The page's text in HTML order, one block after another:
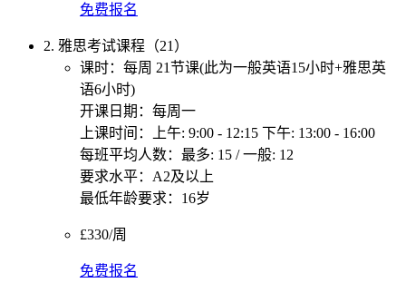
免费报名
2. 雅思考试课程（21）
课时：每周 21节课(此为一般英语15小时+雅思英
语6小时)
开课日期：每周一
上课时间：上午: 9:00 - 12:15 下午: 13:00 - 16:00
每班平均人数：最多: 15 / 一般: 12
要求水平：A2及以上
最低年龄要求：16岁
£330/周
免费报名